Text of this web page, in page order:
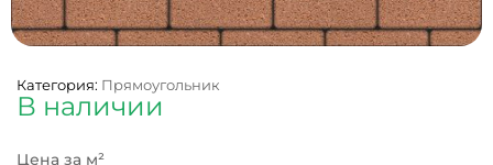
Категория: Прямоугольник
В наличии